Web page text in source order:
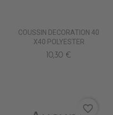
COUSSIN DECORATION 40
X40 POLYESTER
10,30 €
favorite_border